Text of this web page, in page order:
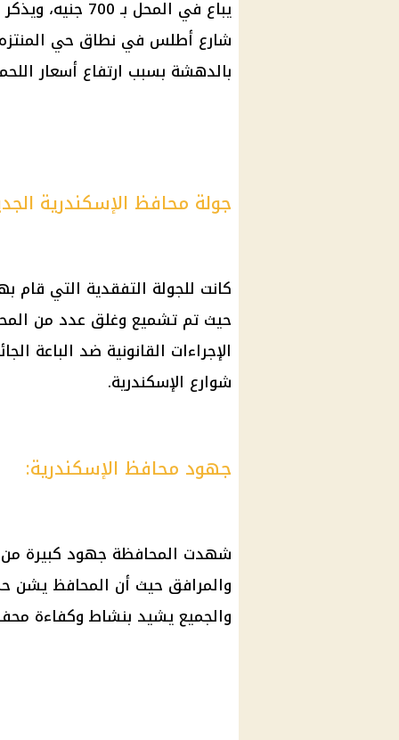
يباع في المحل
شارع أطلس في نطاق حي
بالدهشة بسبب ارتفاع أسعار
جولة محافظ الإسكندرية
كانت للجولة التفقدية التي قام
حيث تم تشميع وغلق عدد من
الإجراءات القانونية ضد الباعة
شوارع الإسكندرية.
جهود محافظ الإسكندرية:
شهدت المحافظة جهود كبيرة من
والمرافق حيث أن المحافظ يشن
والجميع يشيد بنشاط وكفاءة